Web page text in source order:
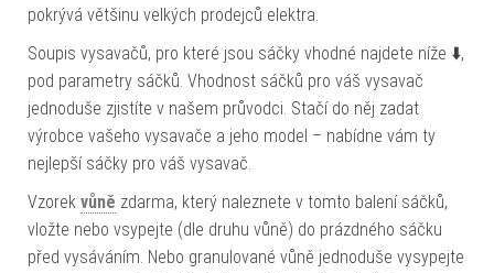
pokrývá většinu velkých prodejců elektra.
Soupis vysavačů, pro které jsou sáčky vhodné najdete níže ⬇️,
pod parametry sáčků. Vhodnost sáčků pro váš vysavač
jednoduše zjistíte v našem průvodci. Stačí do něj zadat
výrobce vašeho vysavače a jeho model – nabídne vám ty
nejlepší sáčky pro váš vysavač.
Vzorek vůně zdarma, který naleznete v tomto balení sáčků,
vložte nebo vsypejte (dle druhu vůně) do prázdného sáčku
před vysáváním. Nebo granulované vůně jednoduše vysypejte